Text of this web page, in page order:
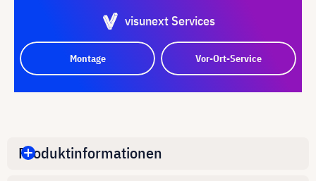
visunext Services
Montage Vor-Ort-Service
Produktinformationen